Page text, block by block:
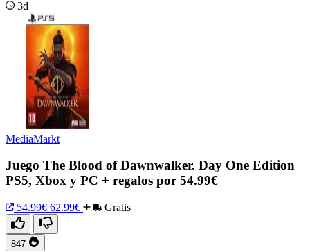
3d
MediaMarkt
Juego The Blood of Dawnwalker. Day One Edition
PS5, Xbox y PC + regalos por 54.99€
54.99€ 62.99€ Gratis
847